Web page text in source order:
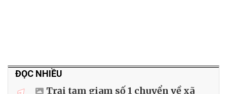
ĐỌC NHIỀU
Trại tạm giam số 1 chuyển về xã